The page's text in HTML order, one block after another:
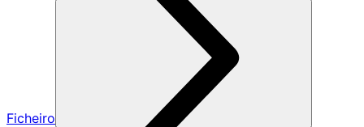
Ficheiro